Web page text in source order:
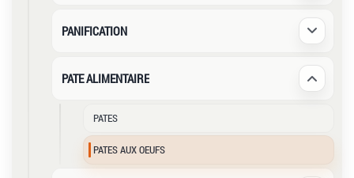
PANIFICATION Déplier
PATE ALIMENTAIRE Déplier
PATES
PATES AUX OEUFS